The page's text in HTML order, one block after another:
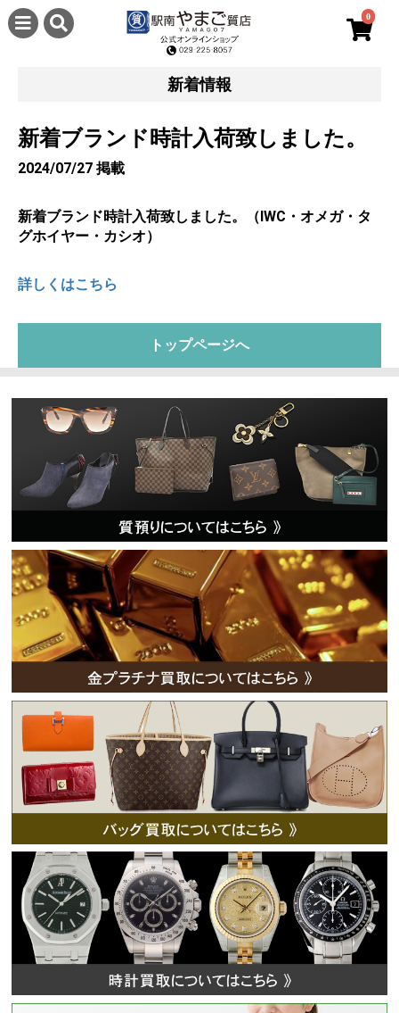
0
新着情報
新着ブランド時計入荷致しました。
2024/07/27 掲載
新着ブランド時計入荷致しました。（IWC・オメガ・タ
グホイヤー・カシオ）
詳しくはこちら
トップページへ